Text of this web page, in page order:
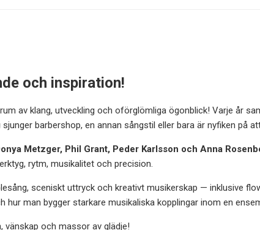
och inspiration!
av klang, utveckling och oförglömliga ögonblick! Varje år
barbershop, en annan sångstil eller bara är nyfiken på
Metzger, Phil Grant, Peder Karlsson och Anna
rytm, musikalitet och precision.
sceniskt uttryck och kreativt musikerskap — inklusive
man bygger starkare musikaliska kopplingar inom en
vänskap och massor av glädje!